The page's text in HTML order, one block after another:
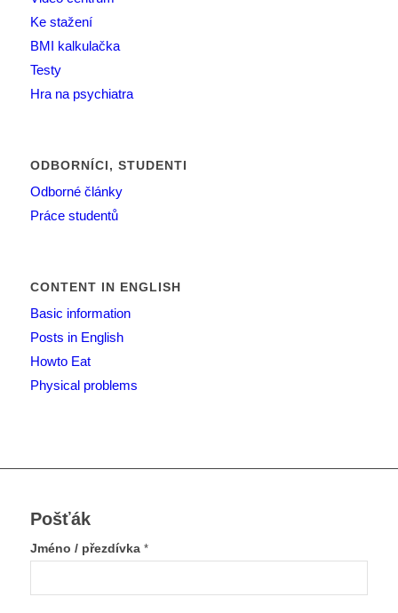
Ke stažení
BMI kalkulačka
Testy
Hra na psychiatra
ODBORNÍCI, STUDENTI
Odborné články
Práce studentů
CONTENT IN ENGLISH
Basic information
Posts in English
Howto Eat
Physical problems
Pošťák
Jméno / přezdívka *